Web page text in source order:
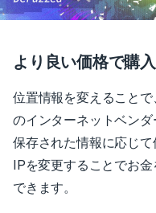
より良い価格で購
位置情報を変えることで
のインターネットベン
保存された情報に応じ
IPを変更することでお金
できます。